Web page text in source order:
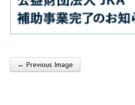
祉
法
人
Post navigation
← Previous Image